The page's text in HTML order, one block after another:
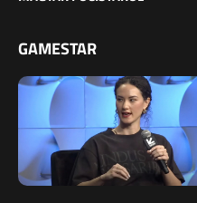
GAMESTAR